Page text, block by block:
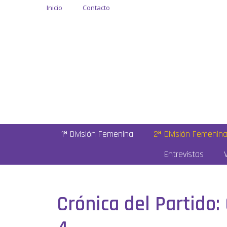
Inicio Contacto
1ª División Femenina
2ª División
Entrevistas
Crónica del Partido: